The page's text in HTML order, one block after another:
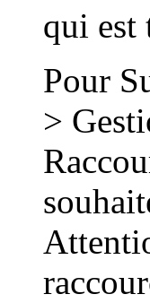
qui est
Pour
>